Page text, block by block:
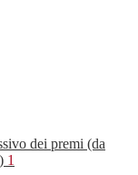
dei premi (da
1